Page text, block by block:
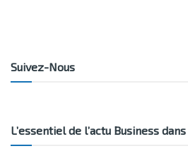
Suivez-Nous
L’essentiel de l’actu Business